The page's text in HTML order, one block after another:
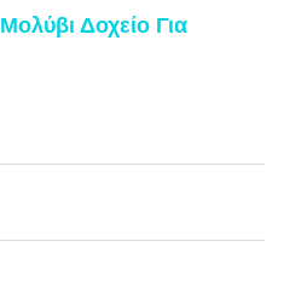
Δοχείο Για